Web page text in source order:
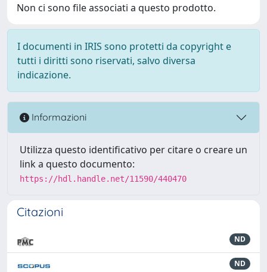
Non ci sono file associati a questo prodotto.
I documenti in IRIS sono protetti da copyright e
tutti i diritti sono riservati, salvo diversa
indicazione.
Informazioni
Utilizza questo identificativo per citare o creare un
link a questo documento:
https://hdl.handle.net/11590/440470
Citazioni
ND
ND